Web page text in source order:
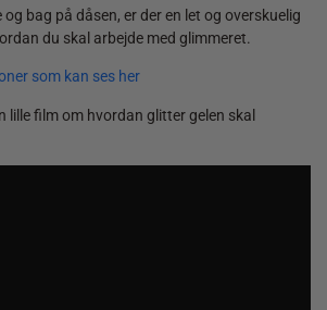
og bag på dåsen, er der en let og overskuelig
du skal arbejde med glimmeret.
som kan ses her
lille film om hvordan glitter gelen skal